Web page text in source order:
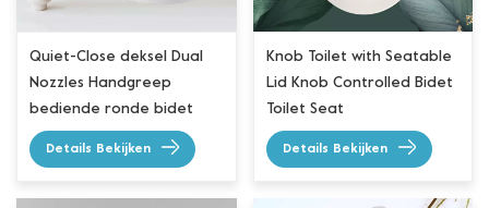
Quiet-Close deksel Dual
Nozzles Handgreep
bediende ronde bidet
toiletbril
Details Bekijken
Knob Toilet with Seatable
Lid Knob Controlled Bidet
Toilet Seat
Details Bekijken